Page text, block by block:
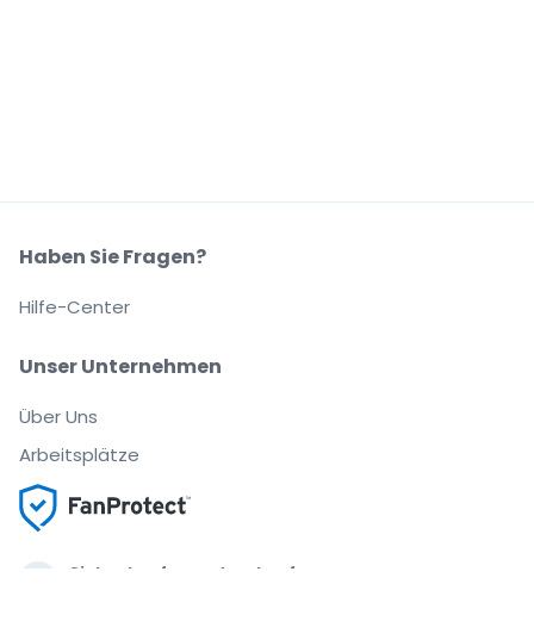
Sicher kaufen und verkaufen
Unser Unternehmen
Über Uns
Arbeitsplätze
Haben Sie Fragen?
Hilfe-Center